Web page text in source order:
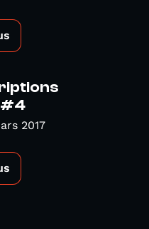
#4
2017